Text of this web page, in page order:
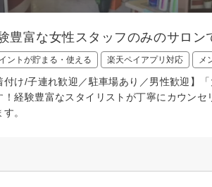
豊富な女性スタッフのみのサロン
ントが貯まる・使える 楽天ペイアプリ対応 メ
付け/子連れ歓迎／駐車場あり／男性歓迎】
！経験豊富なスタイリストが丁寧にカウン
す。